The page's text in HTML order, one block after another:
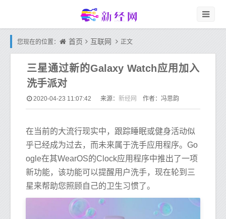
您现在的位置： 首页 互联网 正文
三星通过新的Galaxy Watch应用加入
洗手派对
2020-04-23 11:07:42 来源： 新经网 作者：冯思韵
在当前的大流行现实中，跟踪睡眠或健身活动似
乎已经成为过去，而未来属于洗手应用程序。Go
ogle在其WearOS的Clock应用程序中推出了一项
新功能，该功能可以提醒用户洗手，现在轮到三
星来帮助您照顾自己的卫生习惯了。